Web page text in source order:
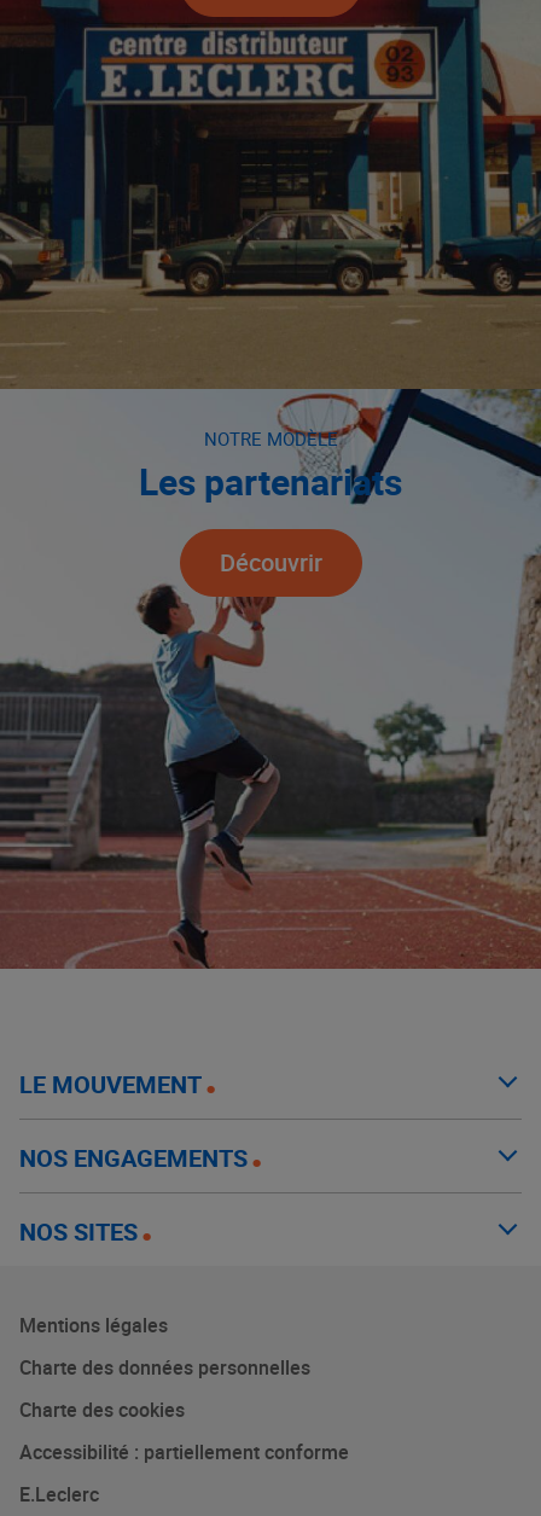
NOTRE MODÈLE
Les partenariats
Découvrir
LE MOUVEMENT
NOS ENGAGEMENTS
NOS SITES
Mentions légales
Charte des données personnelles
Charte des cookies
Accessibilité : partiellement conforme
E.Leclerc